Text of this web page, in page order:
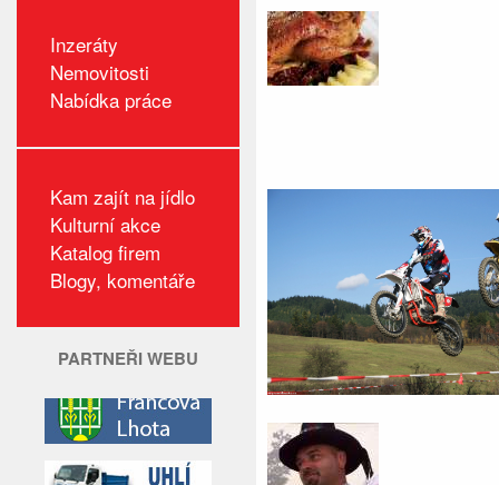
Inzeráty
Nemovitosti
Nabídka práce
Kam zajít na jídlo
Kulturní akce
Katalog firem
Blogy, komentáře
PARTNEŘI WEBU